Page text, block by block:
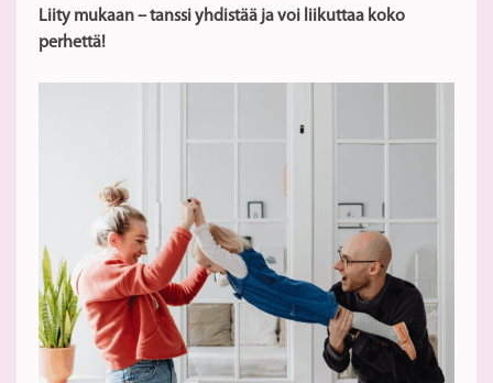
Liity mukaan – tanssi yhdistää ja voi liikuttaa koko
perhettä!